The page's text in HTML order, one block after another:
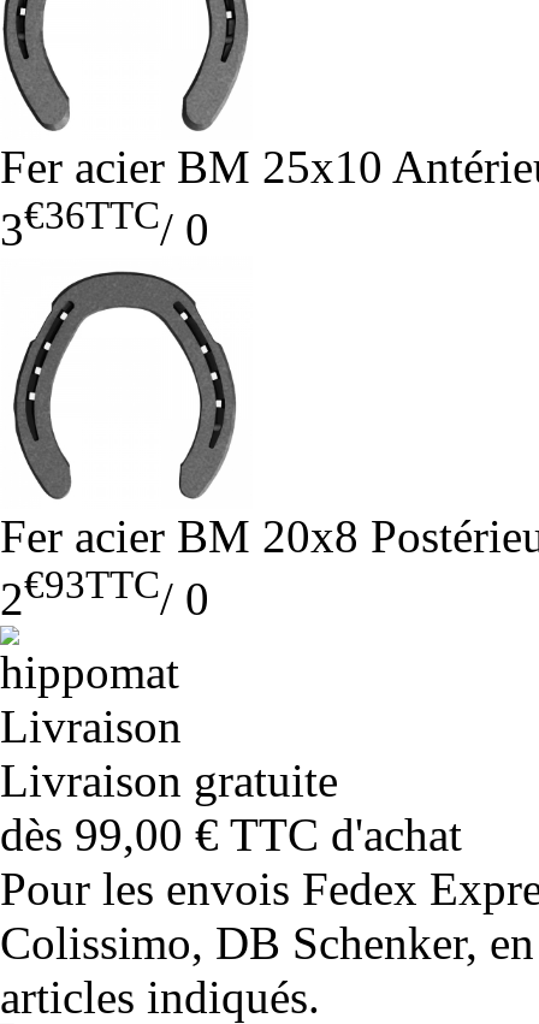
Fer acier BM 25x10
3€36TTC/ 0
Fer acier BM 20x8
2€93TTC/ 0
Livraison gratuite
dès 99,00 € TTC d'achat
Pour les envois Fedex
Colissimo, DB Schenker,
articles indiqués.